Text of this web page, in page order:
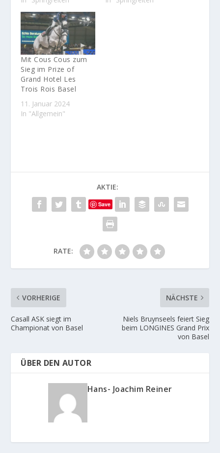
Mit Cous Cous zum
Sieg im Prize of
Grand Hotel Les
Trois Rois Basel
11. Januar 2024
In "Allgemein"
AKTIE:
Save
RATE:
VORHERIGE
Casall ASK siegt im
Championat von Basel
NÄCHSTE
Niels Bruynseels feiert Sieg
beim LONGINES Grand Prix
von Basel
ÜBER DEN AUTOR
Hans- Joachim Reiner